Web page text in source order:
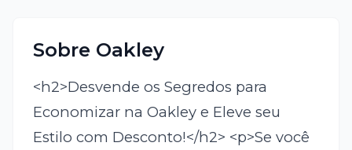
Sobre Oakley
<h2>Desvende os Segredos para
Economizar na Oakley e Eleve seu
Estilo com Desconto!</h2> <p>Se você